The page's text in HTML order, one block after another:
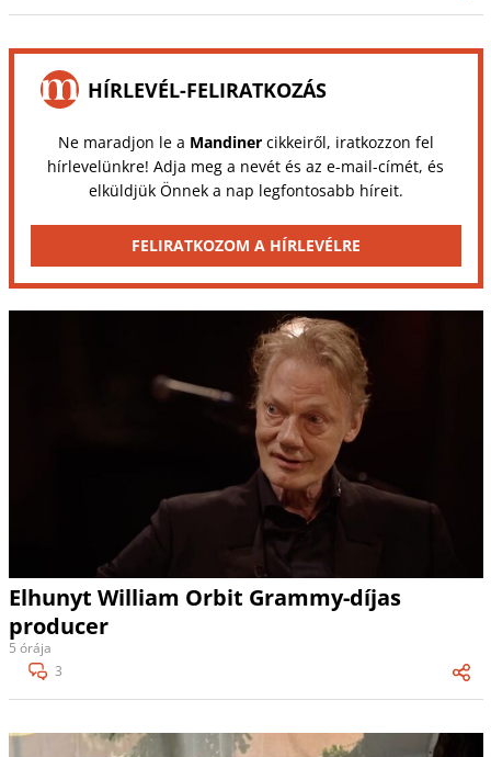
HÍRLEVÉL-FELIRATKOZÁS
Ne maradjon le a Mandinercikkeiről, iratkozzon fel
hírlevelünkre! Adja meg a nevét és az e-mail-címét, és
elküldjük Önnek a nap legfontosabb híreit.
FELIRATKOZOM A HÍRLEVÉLRE
Elhunyt William Orbit Grammy-díjas
producer
5 órája
3